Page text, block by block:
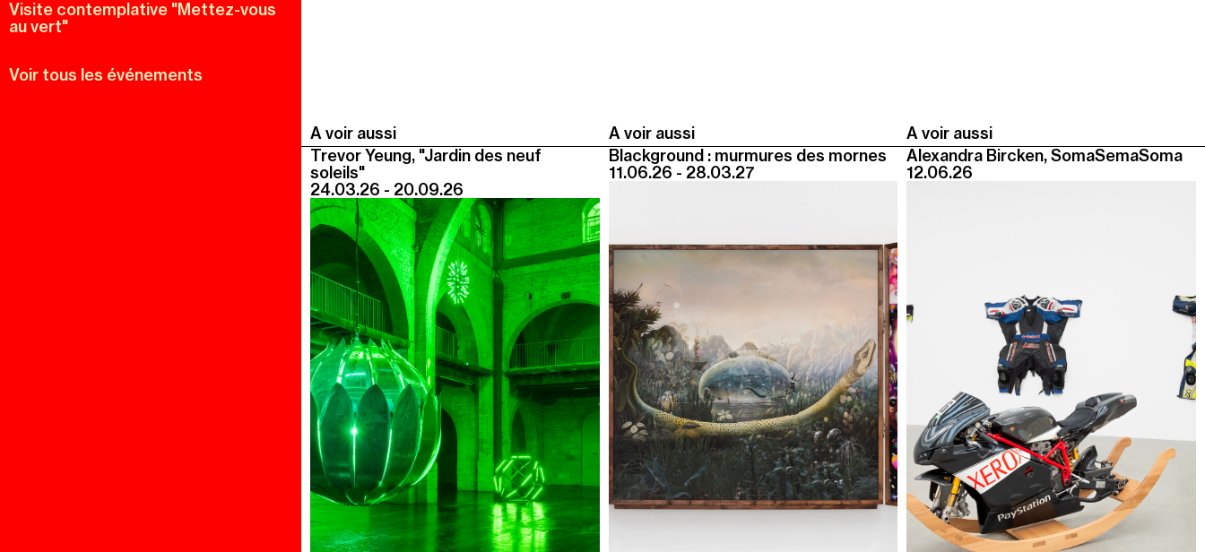
Visite contemplative "Mettez-vous
au vert"
Voir tous les événements
A voir aussi A voir aussi
A voir aussi
Trevor Yeung, "Jardin des neuf
soleils"
24.03.26 - 20.09.26
Blackground : murmures des mornes
11.06.26 - 28.03.27
Alexandra Bircken, SomaSemaSoma
12.06.26